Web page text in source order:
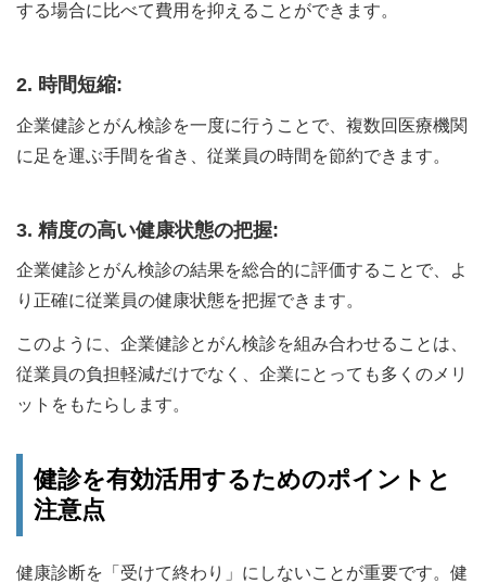
する場合に比べて費用を抑えることができます。
2. 時間短縮:
企業健診とがん検診を一度に行うことで、複数回医療機関
に足を運ぶ手間を省き、従業員の時間を節約できます。
3. 精度の高い健康状態の把握:
企業健診とがん検診の結果を総合的に評価することで、よ
り正確に従業員の健康状態を把握できます。
このように、企業健診とがん検診を組み合わせることは、
従業員の負担軽減だけでなく、企業にとっても多くのメリ
ットをもたらします。
健診を有効活用するためのポイントと
注意点
健康診断を「受けて終わり」にしないことが重要です。健